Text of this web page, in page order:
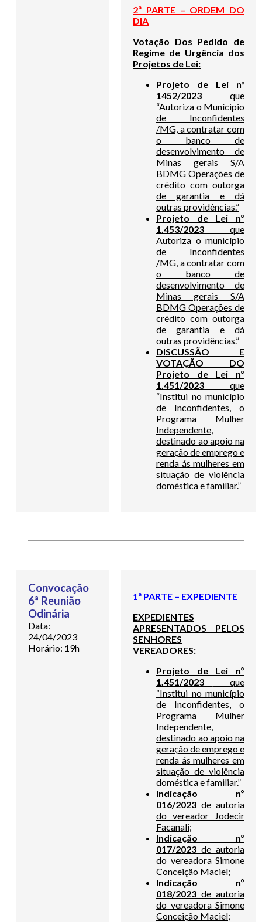
2ª PARTE – ORDEM DO
DIA
Votação Dos Pedido de
Regime de Urgência dos
Projetos de Lei:
Projeto de Lei n°
1452/2023 que
“Autoriza o Munícipio
de Inconfidentes
/MG, a contratar com
o banco de
desenvolvimento de
Minas gerais S/A
BDMG Operações de
crédito com outorga
de garantia e dá
outras providências.”
Projeto de Lei nº
1.453/2023 que
Autoriza o município
de Inconfidentes
/MG, a contratar com
o banco de
desenvolvimento de
Minas gerais S/A
BDMG Operações de
crédito com outorga
de garantia e dá
outras providências.”
DISCUSSÃO E
VOTAÇÃO DO
Projeto de Lei nº
1.451/2023 que
“Institui no município
de Inconfidentes, o
Programa Mulher
Independente,
destinado ao apoio na
geração de emprego e
renda ás mulheres em
situação de violência
doméstica e familiar.”
Convocação
6ª Reunião
Odinária
Data:
24/04/2023
Horário: 19h
1ª PARTE – EXPEDIENTE
EXPEDIENTES
APRESENTADOS PELOS
SENHORES
VEREADORES:
Projeto de Lei nº
1.451/2023
que
“Institui no município
de Inconfidentes, o
Programa Mulher
Independente,
destinado ao apoio na
geração de emprego e
renda ás mulheres em
situação de violência
doméstica e familiar.”
Indicação nº
016/2023 de autoria
do vereador Jodecir
Facanali;
Indicação nº
017/2023 de autoria
do vereadora Simone
Conceição Maciel;
Indicação nº
018/2023 de autoria
do vereadora Simone
Conceição Maciel;